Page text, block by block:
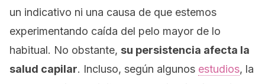
un indicativo ni una causa de que estemos
experimentando caída del pelo mayor de lo
habitual. No obstante, su persistencia afecta la
salud capilar. Incluso, según algunos estudios, la